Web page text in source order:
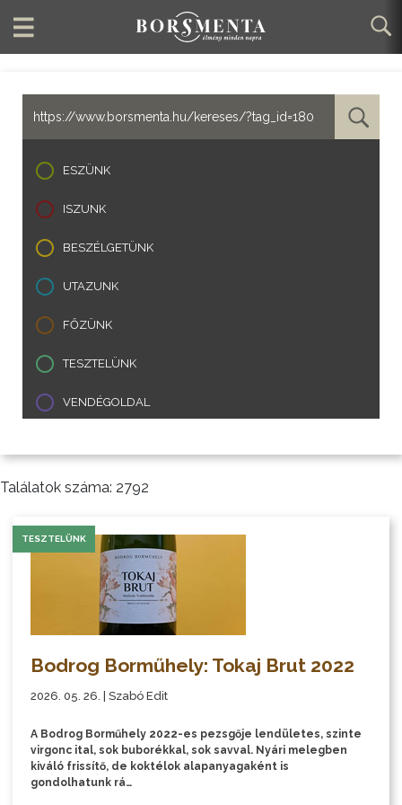
ESZÜNK
ISZUNK
BESZÉLGETÜNK
UTAZUNK
FŐZÜNK
TESZTELÜNK
VENDÉGOLDAL
Találatok száma: 2792
TESZTELÜNK
Bodrog Borműhely: Tokaj Brut 2022
2026. 05. 26. | Szabó Edit
A Bodrog Borműhely 2022-es pezsgője lendületes, szinte
virgonc ital, sok buborékkal, sok savval. Nyári melegben
kiváló frissítő, de koktélok alapanyagaként is
gondolhatunk rá…